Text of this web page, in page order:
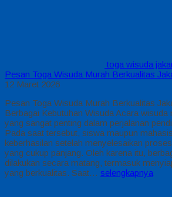
toga wisuda
Pesan Toga Wisuda Murah Berkualitas
12 Maret 2026
Pesan Toga Wisuda Murah Berkualitas
Berbagai Kebutuhan Wisuda Acara wisuda
yang sangat penting dalam perjalanan
Pada saat tersebut, siswa maupun
keberhasilan setelah menyelesaikan
yang cukup panjang. Oleh karena itu,
dilakukan secara matang, termasuk
yang berkualitas. Saat… selengkapnya